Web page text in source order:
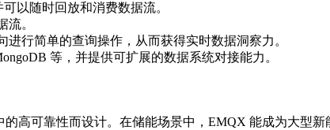
以随时回放和消费数据流。
。
行简单的查询操作，从而获得实时数据洞察力。
等，并提供可扩展的数据系统对接能力。
高可靠性而设计。在储能场景中，EMQX 能成为大型新